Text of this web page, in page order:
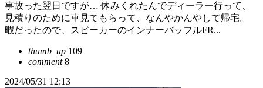
事故った翌日ですが… 休みくれたんでディーラー行って、
見積りのために車見てもらって、なんやかんやして帰宅。
暇だったので、スピーカーのインナーバッフルFR...
thumb_up 109
comment8
2024/05/31 12:13